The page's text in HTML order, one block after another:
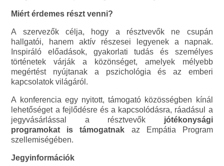
Miért érdemes részt venni?
A szervezők célja, hogy a résztvevők ne csupán
hallgatói, hanem aktív részesei legyenek a napnak.
Inspiráló előadások, gyakorlati tudás és személyes
történetek várják a közönséget, amelyek mélyebb
megértést nyújtanak a pszichológia és az emberi
kapcsolatok világáról.
A konferencia egy nyitott, támogató közösségben kínál
lehetőséget a fejlődésre és a kapcsolódásra, ráadásul a
jegyvásárlással a résztvevők jótékonysági
programokat is támogatnak az Empátia Program
szellemiségében.
Jegyinformációk